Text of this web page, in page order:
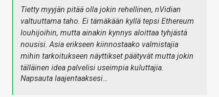
Tietty myyjän pitää olla jokin rehellinen, nVidian
valtuuttama taho. Ei tämäkään kyllä tepsi Ethereum
louhijoihin, mutta ainakin kynnys aloittaa tyhjästä
nousisi. Asia erikseen kiinnostaako valmistajia
mihin tarkoitukseen näyttikset päätyvät mutta jokin
tälläinen idea palvelisi useimpia kuluttajia.
Napsauta laajentaaksesi…